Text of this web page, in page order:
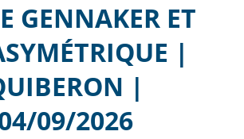
GENNAKER ET
|
|
09/2026